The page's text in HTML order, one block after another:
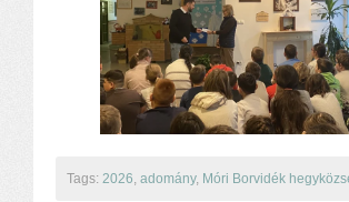
Mindennapos testnevelés
Dohányzás-megelőzés
Erdei túra
Komplex közlekedés Baleset
Komplex közlekedés
Hagyománnyá tehető iskolai
Tags: 2026 adomány, Móri Borvidék